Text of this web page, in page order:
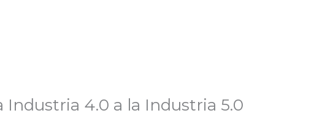
4.0 a la Industria 5.0